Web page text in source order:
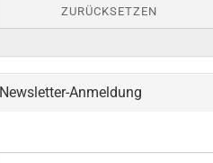
ZURÜCKSETZEN
Newsletter-Anmeldung